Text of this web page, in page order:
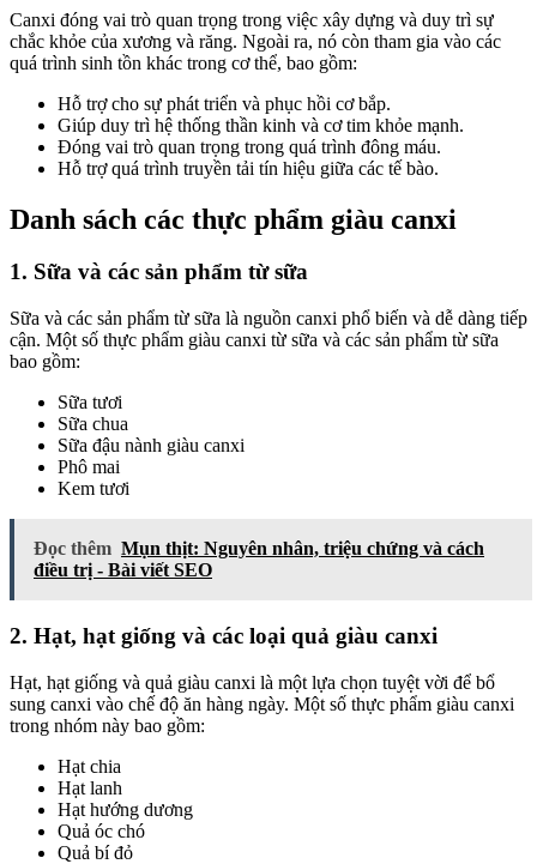
Canxi đóng vai trò quan trọng trong việc xây dựng và duy trì sự
chắc khỏe của xương và răng. Ngoài ra, nó còn tham gia vào các
quá trình sinh tồn khác trong cơ thể, bao gồm:
Hỗ trợ cho sự phát triển và phục hồi cơ bắp.
Giúp duy trì hệ thống thần kinh và cơ tim khỏe mạnh.
Đóng vai trò quan trọng trong quá trình đông máu.
Hỗ trợ quá trình truyền tải tín hiệu giữa các tế bào.
Danh sách các thực phẩm giàu canxi
1. Sữa và các sản phẩm từ sữa
Sữa và các sản phẩm từ sữa là nguồn canxi phổ biến và dễ dàng tiếp
cận. Một số thực phẩm giàu canxi từ sữa và các sản phẩm từ sữa
bao gồm:
Sữa tươi
Sữa chua
Sữa đậu nành giàu canxi
Phô mai
Kem tươi
Đọc thêm Mụn thịt: Nguyên nhân, triệu chứng và cách
điều trị - Bài viết SEO
2. Hạt, hạt giống và các loại quả giàu canxi
Hạt, hạt giống và quả giàu canxi là một lựa chọn tuyệt vời để bổ
sung canxi vào chế độ ăn hàng ngày. Một số thực phẩm giàu canxi
trong nhóm này bao gồm:
Hạt chia
Hạt lanh
Hạt hướng dương
Quả óc chó
Quả bí đỏ